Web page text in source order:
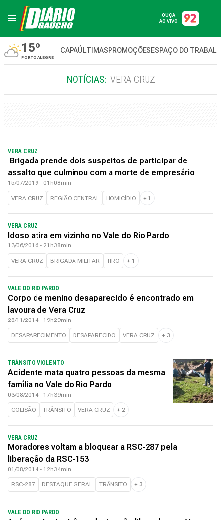
OUÇA
AO VIVO
15º
PORTO ALEGRE
CAPAÚLTIMASPROMOÇÕESESPAÇO DO
NOTÍCIAS: VERA CRUZ
VERA CRUZ
Brigada prende dois suspeitos de participar de
assalto que culminou com a morte de empresário
15/07/2019 - 01h08min
VERA CRUZ REGIÃO CENTRAL HOMICÍDIO + 1
VERA CRUZ
Idoso atira em vizinho no Vale do Rio Pardo
13/06/2016 - 21h38min
VERA CRUZ BRIGADA MILITAR TIRO + 1
VALE DO RIO PARDO
Corpo de menino desaparecido é encontrado em
lavoura de Vera Cruz
28/11/2014 - 19h29min
DESAPARECIMENTO DESAPARECIDO VERA CRUZ + 3
TRÂNSITO VIOLENTO
Acidente mata quatro pessoas da mesma
família no Vale do Rio Pardo
03/08/2014 - 17h39min
COLISÃO TRÂNSITO VERA CRUZ + 2
VERA CRUZ
Moradores voltam a bloquear a RSC-287 pela
liberação da RSC-153
01/08/2014 - 12h34min
RSC-287 DESTAQUE GERAL TRÂNSITO + 3
VALE DO RIO PARDO